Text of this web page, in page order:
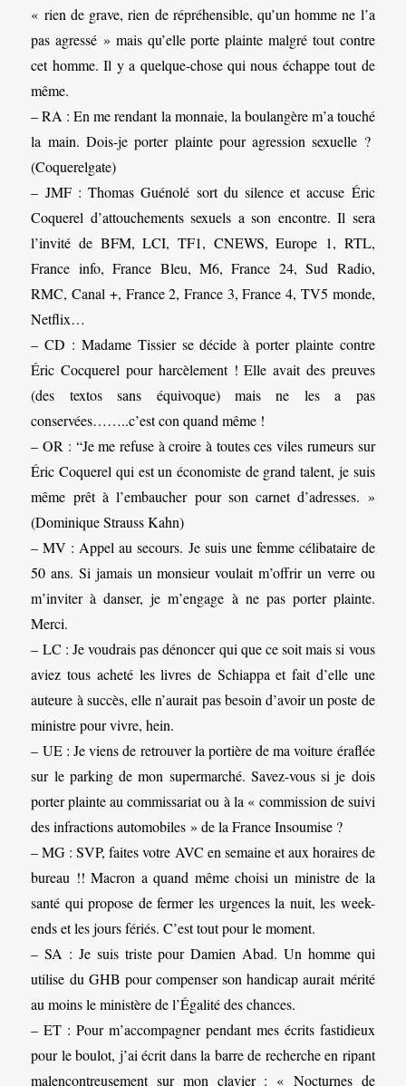
« rien de grave, rien de répréhensible, qu’un homme ne l’a
pas agressé » mais qu’elle porte plainte malgré tout contre
cet homme. Il y a quelque-chose qui nous échappe tout de
même.
– RA : En me rendant la monnaie, la boulangère m’a touché
la main. Dois-je porter plainte pour agression sexuelle ?
(Coquerelgate)
– JMF : Thomas Guénolé sort du silence et accuse Éric
Coquerel d’attouchements sexuels a son encontre. Il sera
l’invité de BFM, LCI, TF1, CNEWS, Europe 1, RTL,
France info, France Bleu, M6, France 24, Sud Radio,
RMC, Canal +, France 2, France 3, France 4, TV5 monde,
Netflix…
– CD : Madame Tissier se décide à porter plainte contre
Éric Cocquerel pour harcèlement ! Elle avait des preuves
(des textos sans équivoque) mais ne les a pas
conservées……..c’est con quand même !
– OR : “Je me refuse à croire à toutes ces viles rumeurs sur
Éric Coquerel qui est un économiste de grand talent, je suis
même prêt à l’embaucher pour son carnet d’adresses. »
(Dominique Strauss Kahn)
– MV : Appel au secours. Je suis une femme célibataire de
50 ans. Si jamais un monsieur voulait m’offrir un verre ou
m’inviter à danser, je m’engage à ne pas porter plainte.
Merci.
– LC : Je voudrais pas dénoncer qui que ce soit mais si vous
aviez tous acheté les livres de Schiappa et fait d’elle une
auteure à succès, elle n’aurait pas besoin d’avoir un poste de
ministre pour vivre, hein.
– UE : Je viens de retrouver la portière de ma voiture éraflée
sur le parking de mon supermarché. Savez-vous si je dois
porter plainte au commissariat ou à la « commission de suivi
des infractions automobiles » de la France Insoumise ?
– MG : SVP, faites votre AVC en semaine et aux horaires de
bureau !! Macron a quand même choisi un ministre de la
santé qui propose de fermer les urgences la nuit, les week-
ends et les jours fériés. C’est tout pour le moment.
– SA : Je suis triste pour Damien Abad. Un homme qui
utilise du GHB pour compenser son handicap aurait mérité
au moins le ministère de l’Égalité des chances.
– ET : Pour m’accompagner pendant mes écrits fastidieux
pour le boulot, j’ai écrit dans la barre de recherche en ripant
malencontreusement sur mon clavier : « Nocturnes de